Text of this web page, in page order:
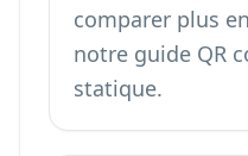
comparer plus
notre guide QR
statique.